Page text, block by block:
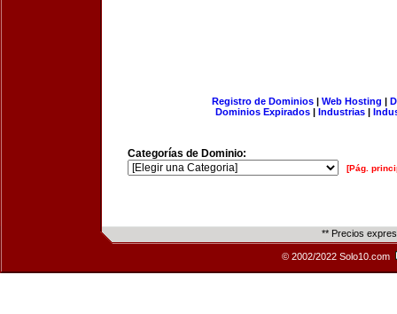
Registro de Dominios| Web Hosting |
Dominios Expirados | Industrias |
Categorías de Dominio:
[Pág.
** Precios
© 2002/2022 Solo10.com